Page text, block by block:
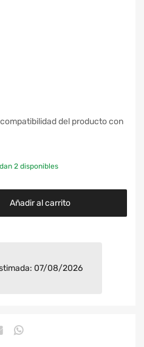
del producto con
2 disponibles
Añadir al carrito
07/08/2026